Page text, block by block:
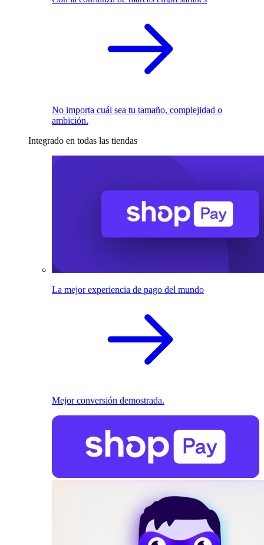
No importa cuál sea tu tamaño, complejidad o
ambición.
Integrado en todas las tiendas
La mejor experiencia de pago del mundo
Mejor conversión demostrada.